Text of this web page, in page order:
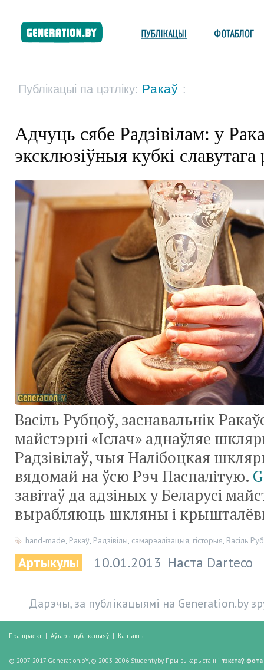
Публікацыі па цэтліку: Ракаў :
Адчуць сябе Радзівілам: у
эксклюзіўныя кубкі славутага
Васіль Рубцоў, заснавальнік
майстэрні «Іслач» аднаўляе
Радзівілаў, чыя Налібоцкая
вядомай на ўсю Рэч Паспалітую.
завітаў да адзіных у Беларусі
вырабляюць шкляны і
hand-made, Ракаў, Радзівілы, самарэалізацыя, гісторыя, Васіль
Артыкулы 10.01.2013 Наста Darteco
Дарэчы, за публікацыямі на Generation.by
Пра праект | Аўтары публікацыяў | Кантакты
© 2007-2017 Generation.bY, © 2003-2006 Studenty.by. Пры выкарыстанні тэкстаў,фота